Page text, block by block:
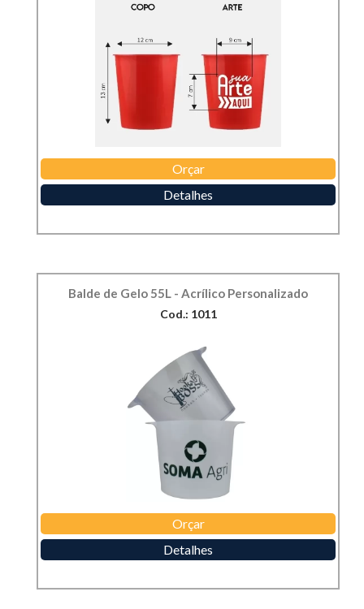
Orçar
Detalhes
Balde de Gelo 55L - Acrílico Personalizado
Cod.: 1011
Orçar
Detalhes